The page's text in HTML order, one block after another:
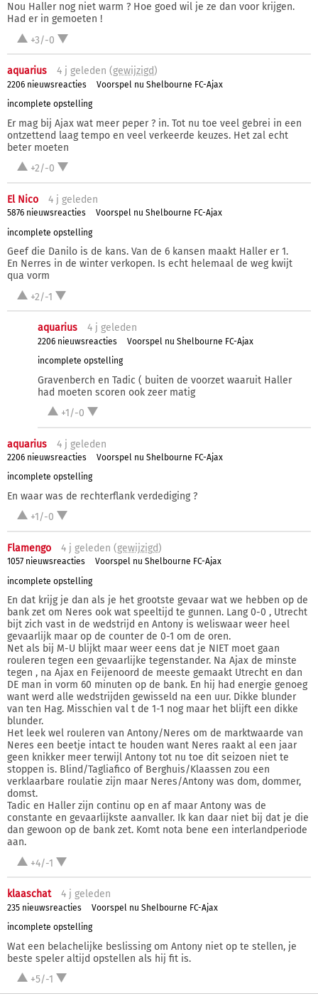
Nou Haller nog niet warm ? Hoe goed wil je ze dan voor krijgen.
Had er in gemoeten !
+3/-0
aquarius 4 j geleden (gewijzigd)
2206 nieuwsreacties
Voorspel nu Shelbourne FC-Ajax
incomplete opstelling
Er mag bij Ajax wat meer peper ? in. Tot nu toe veel gebrei in een
ontzettend laag tempo en veel verkeerde keuzes. Het zal echt
beter moeten
+2/-0
El Nico 4 j geleden
5876 nieuwsreacties
Voorspel nu Shelbourne FC-Ajax
incomplete opstelling
Geef die Danilo is de kans. Van de 6 kansen maakt Haller er 1.
En Nerres in de winter verkopen. Is echt helemaal de weg kwijt
qua vorm
+2/-1
aquarius 4 j geleden
2206 nieuwsreacties
Voorspel nu Shelbourne FC-Ajax
incomplete opstelling
Gravenberch en Tadic ( buiten de voorzet waaruit Haller
had moeten scoren ook zeer matig
+1/-0
aquarius 4 j geleden
2206 nieuwsreacties
Voorspel nu Shelbourne FC-Ajax
incomplete opstelling
En waar was de rechterflank verdediging ?
+1/-0
Flamengo 4 j geleden (gewijzigd)
1057 nieuwsreacties
Voorspel nu Shelbourne FC-Ajax
incomplete opstelling
En dat krijg je dan als je het grootste gevaar wat we hebben op de
bank zet om Neres ook wat speeltijd te gunnen. Lang 0-0 , Utrecht
bijt zich vast in de wedstrijd en Antony is weliswaar weer heel
gevaarlijk maar op de counter de 0-1 om de oren.
Net als bij M-U blijkt maar weer eens dat je NIET moet gaan
rouleren tegen een gevaarlijke tegenstander. Na Ajax de minste
tegen , na Ajax en Feijenoord de meeste gemaakt Utrecht en dan
DE man in vorm 60 minuten op de bank. En hij had energie genoeg
want werd alle wedstrijden gewisseld na een uur. Dikke blunder
van ten Hag. Misschien val t de 1-1 nog maar het blijft een dikke
blunder.
Het leek wel rouleren van Antony/Neres om de marktwaarde van
Neres een beetje intact te houden want Neres raakt al een jaar
geen knikker meer terwijl Antony tot nu toe dit seizoen niet te
stoppen is. Blind/Tagliafico of Berghuis/Klaassen zou een
verklaarbare roulatie zijn maar Neres/Antony was dom, dommer,
domst.
Tadic en Haller zijn continu op en af maar Antony was de
constante en gevaarlijkste aanvaller. Ik kan daar niet bij dat je die
dan gewoon op de bank zet. Komt nota bene een interlandperiode
aan.
+4/-1
klaaschat 4 j geleden
235 nieuwsreacties
Voorspel nu Shelbourne FC-Ajax
incomplete opstelling
Wat een belachelijke beslissing om Antony niet op te stellen, je
beste speler altijd opstellen als hij fit is.
+5/-1